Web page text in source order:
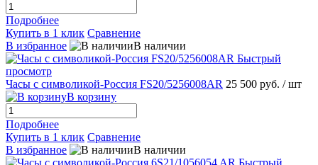
Подробнее
Купить в 1 клик Сравнение
В избранное
В наличии
Быстрый
просмотр
Часы с символикой-Россия FS20/5256008AR 25 500 руб. / шт
В корзину
Подробнее
Купить в 1 клик Сравнение
В избранное
В наличии